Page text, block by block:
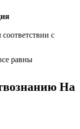
с
равны
На